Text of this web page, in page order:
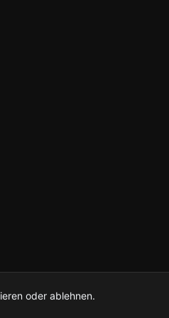
oder ablehnen.